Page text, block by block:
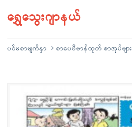
ရွှေသွေးဂျာနယ်
ပင်မစာမျက်နှာ စာပေဗိမာန်ထုတ် စာအုပ်များ